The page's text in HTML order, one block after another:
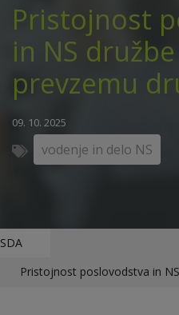
Pristojnost
in NS
prevzemu
09. 10. 2025
vodenje in delo NS
SDA
Pristojnost poslovodstva in